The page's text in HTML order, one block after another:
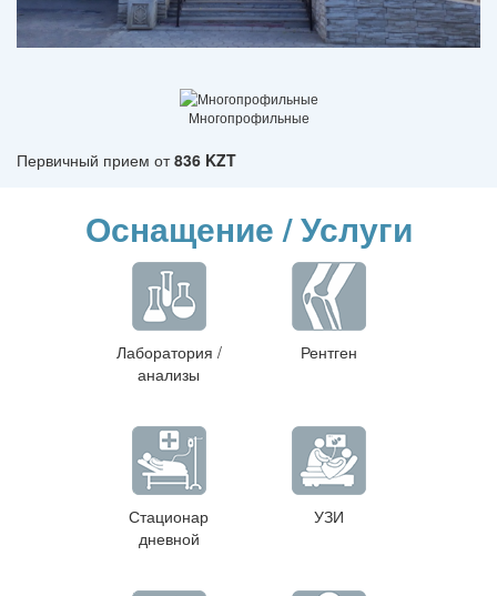
Многопрофильные
Первичный прием от836 KZT
Оснащение / Услуги
Лаборатория /
анализы
Рентген
Стационар
дневной
УЗИ